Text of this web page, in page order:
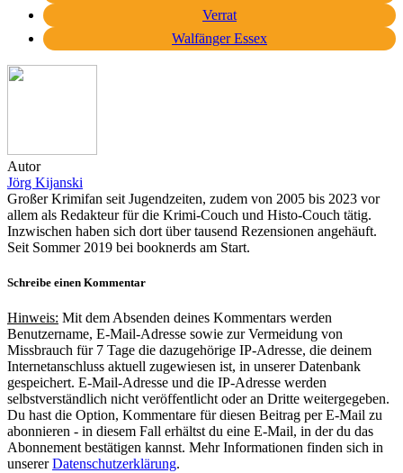
Verrat
Walfänger Essex
Autor
Jörg Kijanski
Großer Krimifan seit Jugendzeiten, zudem von 2005 bis 2023 vor
allem als Redakteur für die Krimi-Couch und Histo-Couch tätig.
Inzwischen haben sich dort über tausend Rezensionen angehäuft.
Seit Sommer 2019 bei booknerds am Start.
Schreibe einen Kommentar
Hinweis: Mit dem Absenden deines Kommentars werden
Benutzername, E-Mail-Adresse sowie zur Vermeidung von
Missbrauch für 7 Tage die dazugehörige IP-Adresse, die deinem
Internetanschluss aktuell zugewiesen ist, in unserer Datenbank
gespeichert. E-Mail-Adresse und die IP-Adresse werden
selbstverständlich nicht veröffentlicht oder an Dritte weitergegeben.
Du hast die Option, Kommentare für diesen Beitrag per E-Mail zu
abonnieren - in diesem Fall erhältst du eine E-Mail, in der du das
Abonnement bestätigen kannst. Mehr Informationen finden sich in
unsererDatenschutzerklärung.